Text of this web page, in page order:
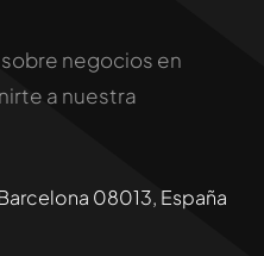
negocios en
a nuestra
08013, España